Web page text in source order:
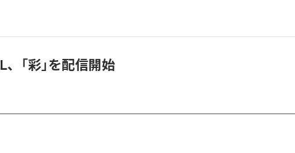
、「彩」を配信開始